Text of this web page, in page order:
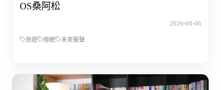
OS桑阿松
2026-08-06
旅遊 睡眠 未來醫聲